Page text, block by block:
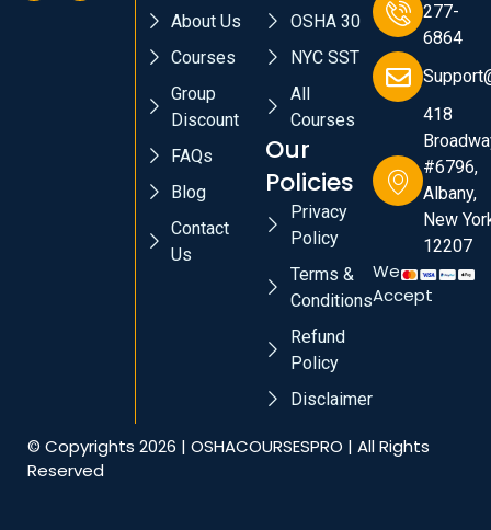
About Us
Courses
Group
Discount
FAQs
Blog
Contact
Us
OSHA 30
NYC SST
All
Courses
Our
Policies
Privacy
Policy
Terms &
Conditions
Refund
Policy
Disclaimer
277-
6864
418
#6796,
Albany,
New
12207
We
Accept
© Copyrights 2026 | OSHACOURSESPRO | All Rights
Reserved